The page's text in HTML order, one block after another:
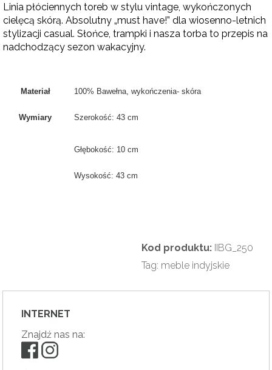
Linia płóciennych toreb w stylu vintage, wykończonych
cielęcą skórą. Absolutny „must have!” dla wiosenno-letnich
stylizacji casual. Słońce, trampki i nasza torba to przepis na
nadchodzący sezon wakacyjny.
Materiał 100% Bawełna, wykończenia- skóra
Wymiary Szerokość: 43 cm
Głębokość: 10 cm
Wysokość: 43 cm
Kod produktu: IIBG_250
Tag: meble indyjskie
INTERNET
Znajdź nas na: